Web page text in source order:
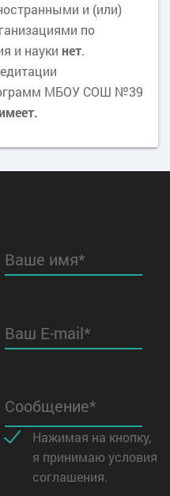
и (или)
по
и науки нет.
МБОУ СОШ №39
Ваше имя*
Ваш E-mail*
Сообщение*
Нажимая на кнопку,
я принимаю условия
соглашения.